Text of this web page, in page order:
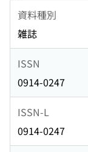
資料種別
雑誌
ISSN
0914-0247
ISSN-L
0914-0247